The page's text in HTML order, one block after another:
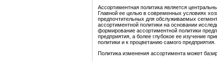
Ассортиментная политика является
Главной ее целью в современных условиях
предпочтительных для обслуживаемых
ассортиментной политики на основании
формирование ассортиментной политики
предприятия, а более глубокое ее изучение
политики и к процветанию самого предприятия.
Политика изменения ассортимента может